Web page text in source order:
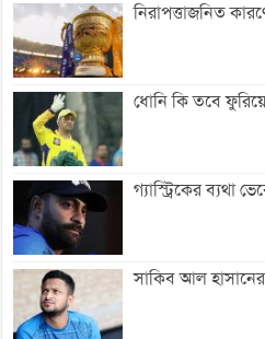
নিরাপত্তাজনিত
ধোনি কি তবে
গ্যাস্ট্রিকের ব্যথা
সাকিব আল